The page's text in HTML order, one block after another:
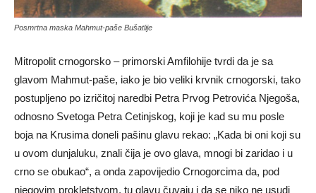
Posmrtna maska Mahmut-paše Bušatlije
Mitropolit crnogorsko – primorski Amfilohije tvrdi da je sa
glavom Mahmut-paše, iako je bio veliki krvnik crnogorski, tako
postupljeno po izričitoj naredbi Petra Prvog Petrovića Njegoša,
odnosno Svetoga Petra Cetinjskog, koji je kad su mu posle
boja na Krusima doneli pašinu glavu rekao: „Kada bi oni koji su
u ovom dunjaluku, znali čija je ovo glava, mnogi bi zaridao i u
crno se obukao“, a onda zapovijedio Crnogorcima da, pod
njegovim prokletstvom, tu glavu čuvaju i da se niko ne usudi